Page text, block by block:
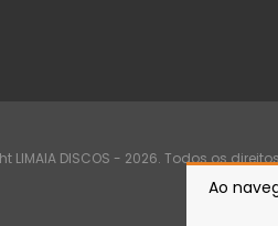
Ao
LIMAIA DISCOS - 2026. Todos os